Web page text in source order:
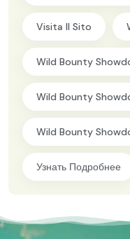
Visita Il Sito
Wild Bounty
Wild Bounty
Wild Bounty
Узнать Подробнее